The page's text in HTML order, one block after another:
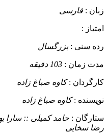
زبان : فارسی
امتیاز :
رده سنی :بزرگسال
مدت زمان : 103 دقیقه
کارگردان :کاوه صباغ زاده
نویسنده :کاوه صباغ زاده
ستارگان : حامد کمیلی :: سارا
رضا سخایی